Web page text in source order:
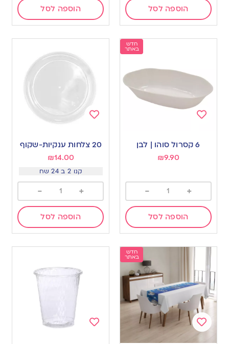
הוספה לסל הוספה לסל
חדש
באתר
wishlist
6 קסרול סוהו | לבן
₪9.90
+
-
הוספה לסל
to
wishlist
20 צלחות ענקיות-שקוף
₪14.00
קנו 2 ב 24 שח
+
-
הוספה לסל
חדש
באתר
Add